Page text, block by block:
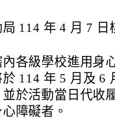
114 年 4 月 7
各級學校進用身
114 年 5 月及 6
於活動當日代收
障礙者。